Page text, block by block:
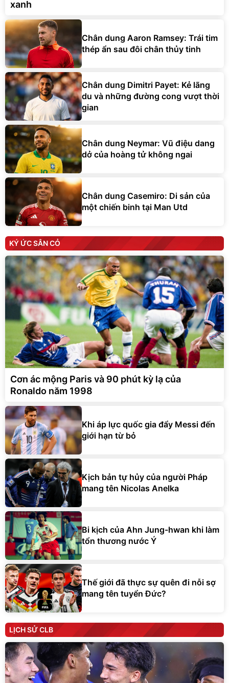
xanh
Chân dung Aaron Ramsey: Trái tim
thép ẩn sau đôi chân thủy tinh
Chân dung Dimitri Payet: Kẻ lãng
du và những đường cong vượt thời
gian
Chân dung Neymar: Vũ điệu dang
dở của hoàng tử không ngai
Chân dung Casemiro: Di sản của
một chiến binh tại Man Utd
KÝ ỨC SÂN CỎ
Cơn ác mộng Paris và 90 phút kỳ lạ của
Ronaldo năm 1998
Khi áp lực quốc gia đẩy Messi đến
giới hạn từ bỏ
Kịch bản tự hủy của người Pháp
mang tên Nicolas Anelka
Bi kịch của Ahn Jung-hwan khi làm
tổn thương nước Ý
Thế giới đã thực sự quên đi nỗi sợ
mang tên tuyển Đức?
LỊCH SỬ CLB